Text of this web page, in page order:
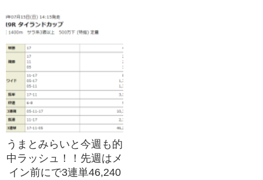
うまとみらいと今週も的
中ラッシュ！！先週はメ
イン前にで3連単46,240